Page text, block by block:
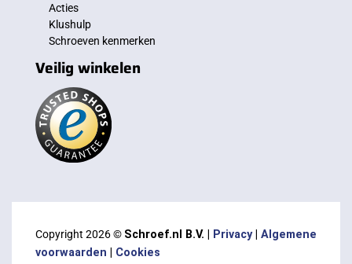
Acties
Klushulp
Schroeven kenmerken
Veilig winkelen
Copyright 2026 © Schroef.nl B.V. | Privacy| Algemene
voorwaarden
Cookies